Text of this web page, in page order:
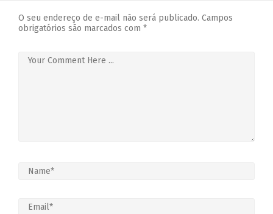
O seu endereço de e-mail não será publicado. Campos
obrigatórios são marcados com *